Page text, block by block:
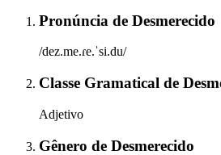
Pronúncia de Desmerecido
/dez.me.ɾe.ˈsi.du/
Classe Gramatical de
Adjetivo
Gênero de Desmerecido